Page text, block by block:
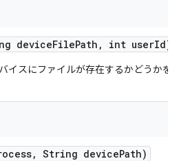
deviceFilePath , int userId)
イスにファイルが存在するかどうかを
, String devicePath)